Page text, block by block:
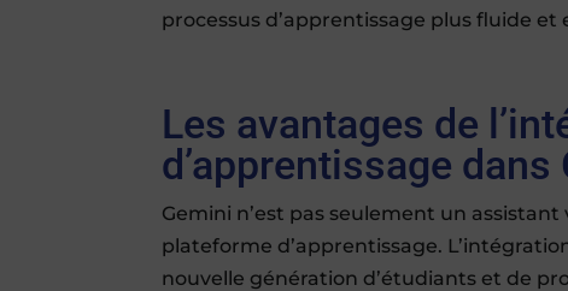
processus d’apprentissage plus fluide et
Les avantages de
d’apprentissage dans
Gemini n’est pas seulement un
plateforme d’apprentissage.
nouvelle génération d’étudiants et de